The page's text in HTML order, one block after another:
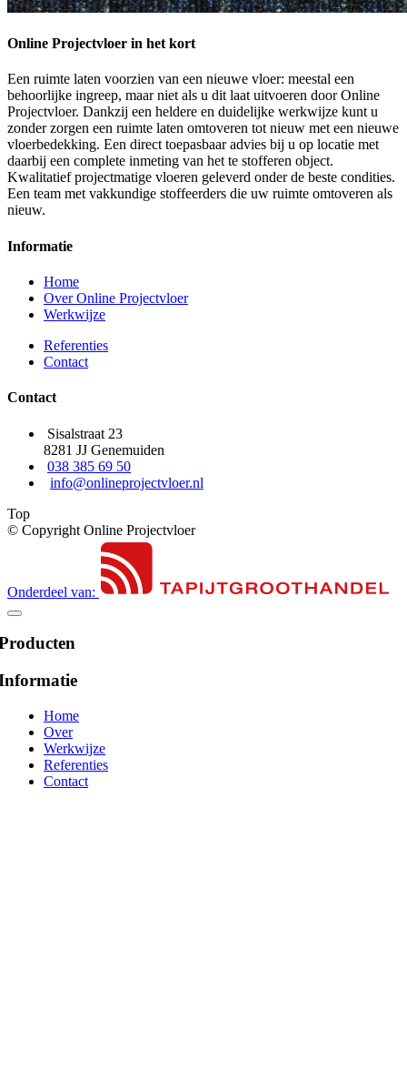
Online Projectvloer in het kort
Een ruimte laten voorzien van een nieuwe vloer: meestal een
behoorlijke ingreep, maar niet als u dit laat uitvoeren door Online
Projectvloer. Dankzij een heldere en duidelijke werkwijze kunt u
zonder zorgen een ruimte laten omtoveren tot nieuw met een nieuwe
vloerbedekking. Een direct toepasbaar advies bij u op locatie met
daarbij een complete inmeting van het te stofferen object.
Kwalitatief projectmatige vloeren geleverd onder de beste condities.
Een team met vakkundige stoffeerders die uw ruimte omtoveren als
nieuw.
Informatie
Home
Over Online Projectvloer
Werkwijze
Referenties
Contact
Contact
Sisalstraat 23
8281 JJ Genemuiden
038 385 69 50
info@onlineprojectvloer.nl
Top
© Copyright Online Projectvloer
Onderdeel van:
Home
Over
Werkwijze
Referenties
Contact